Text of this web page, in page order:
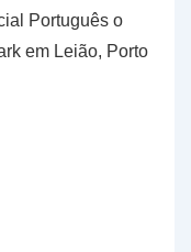
Português o
em Leião, Porto